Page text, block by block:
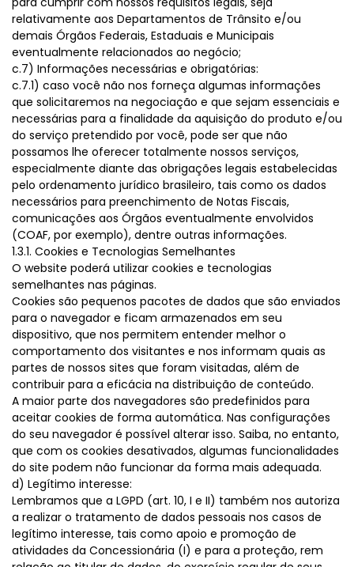
relativamente aos Departamentos de Trânsito e/ou
demais Órgãos Federais, Estaduais e Municipais
eventualmente relacionados ao negócio;
c.7) Informações necessárias e obrigatórias:
c.7.1) caso você não nos forneça algumas informações
que solicitaremos na negociação e que sejam essenciais e
necessárias para a finalidade da aquisição do produto e/ou
do serviço pretendido por você, pode ser que não
possamos lhe oferecer totalmente nossos serviços,
especialmente diante das obrigações legais estabelecidas
pelo ordenamento jurídico brasileiro, tais como os dados
necessários para preenchimento de Notas Fiscais,
comunicações aos Órgãos eventualmente envolvidos
(COAF, por exemplo), dentre outras informações.
1.3.1. Cookies e Tecnologias Semelhantes
O website poderá utilizar cookies e tecnologias
semelhantes nas páginas.
Cookies são pequenos pacotes de dados que são enviados
para o navegador e ficam armazenados em seu
dispositivo, que nos permitem entender melhor o
comportamento dos visitantes e nos informam quais as
partes de nossos sites que foram visitadas, além de
contribuir para a eficácia na distribuição de conteúdo.
A maior parte dos navegadores são predefinidos para
aceitar cookies de forma automática. Nas configurações
do seu navegador é possível alterar isso. Saiba, no entanto,
que com os cookies desativados, algumas funcionalidades
do site podem não funcionar da forma mais adequada.
d) Legítimo interesse:
Lembramos que a LGPD (art. 10, I e II) também nos autoriza
a realizar o tratamento de dados pessoais nos casos de
legítimo interesse, tais como apoio e promoção de
atividades da Concessionária (I) e para a proteção, rem